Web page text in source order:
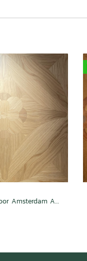
Artisan Wood Floor Amsterdam Aura